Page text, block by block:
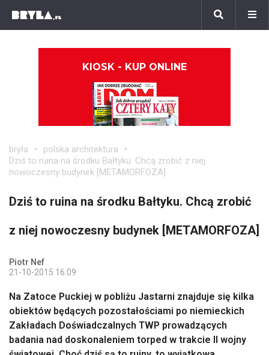
KIOSK - KUP ONLINE
bryła
polska architektura
Dziś to ruina na środku Bałtyku. Chcą zrobić z niej
nowoczesny budynek [METAMORFOZA]
Dziś to ruina na środku Bałtyku. Chcą zrobić
z niej nowoczesny budynek [METAMORFOZA]
Piotr Nef
21-10-2015 16:09
Na Zatoce Puckiej w pobliżu Jastarni znajduje się kilka
obiektów będących pozostałościami po niemieckich
Zakładach Doświadczalnych TWP prowadzących
badania nad doskonaleniem torped w trakcie II wojny